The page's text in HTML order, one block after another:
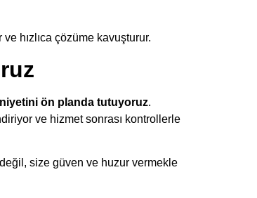
hızlıca çözüme kavuşturur.
ön planda tutuyoruz.
ve hizmet sonrası kontrollerle
size güven ve huzur vermekle